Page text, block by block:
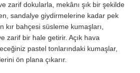
zarif dokularla, mekânı şık bir şekilde
sandalye giydirmelerine kadar pek
kır bahçesi süsleme kumaşları,
zarif bir hale getirir. Açık hava
pastel tonlarındaki kumaşlar,
ön plana çıkarır.